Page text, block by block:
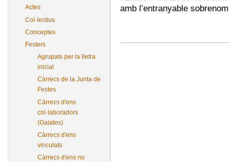
Actes
Col·lectius
Conceptes
Festers
Agrupats per la lletra
inicial
Càrrecs de la Junta de
Festes
Càrrecs d'ens
col·laboradors
(Gaiates)
Càrrecs d'ens
vinculats
Càrrecs d'ens no
amb l’entranyable